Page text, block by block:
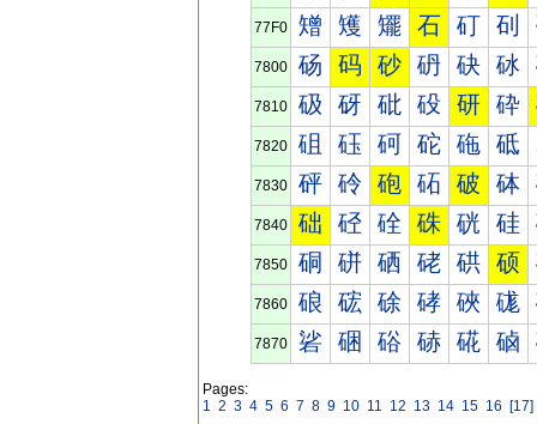
77F0 矰 矱 矲 石 矴 矵
7800 砀 码 砂 砃 砄 砅
7810 砐 砑 砒 砓 研 砕
7820 砠 砡 砢 砣 砤 砥
7830 砰 砱 砲 砳 破 砵
7840 础 硁 硂 硃 硄 硅
7850 硐 硑 硒 硓 硔 硕
7860 硠 硡 硢 硣 硤 硥
7870 硰 硱 硲 硳 硴 硵
Pages:
1 2 3 4 5 6 7 8 9 10 11 12 13 14 15 16 [17]